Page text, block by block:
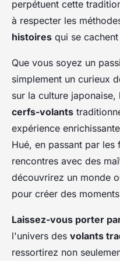
perpétuent cette
à respecter les
histoires qui se
Que vous soyez un
simplement un curieux
sur la culture japonaise,
cerfs-volants
expérience
Hué, en passant par
rencontres avec des
découvrirez un monde
pour créer des
Laissez-vous porter
l'univers des volants
ressortirez non